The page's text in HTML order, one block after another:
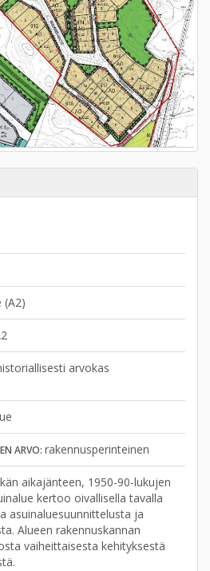
(A2)
arvokas
ARVO: rakennusperinteinen
aikajänteen, 1950-90-lukujen
kertoo oivallisella tavalla
asuinaluesuunnittelusta ja
Alueen rakennuskannan
vaiheittaisesta kehityksestä